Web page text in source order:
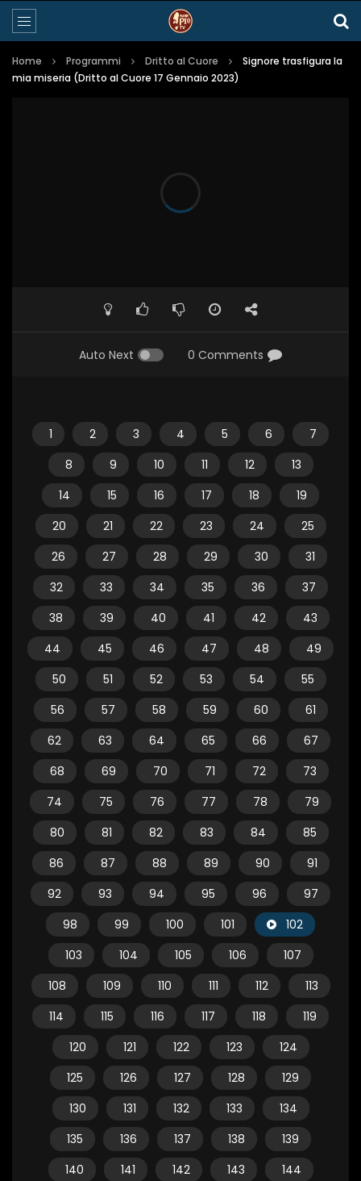
Home Programmi Dritto al Cuore
Signore trasfigura la
mia miseria (Dritto al Cuore 17 Gennaio 2023)
Auto Next 0 Comments
1 2 3 4 5 6
7
8
9 10 11 12
13
14
15 16 17 18
19
20
21 22 23 24
25
26
27 28 29 30
31
32
33 34 35 36
37
38
39 40 41 42
43
44
45 46 47 48
49
50
51 52 53 54
55
56
57 58 59 60
61
62
63 64 65 66
67
68
69 70 71 72
73
74
75 76 77 78
79
80
81 82 83 84
85
86
87 88 89 90
91
92
93 94 95 96
97
98
99 100 101
102
103
104 105 106
107
108
109 110 111 112
113
114
115 116 117 118
119
120
121 122 123
124
125
126 127 128
129
130
131 132 133
134
135
136 137 138
139
140
141 142 143
144